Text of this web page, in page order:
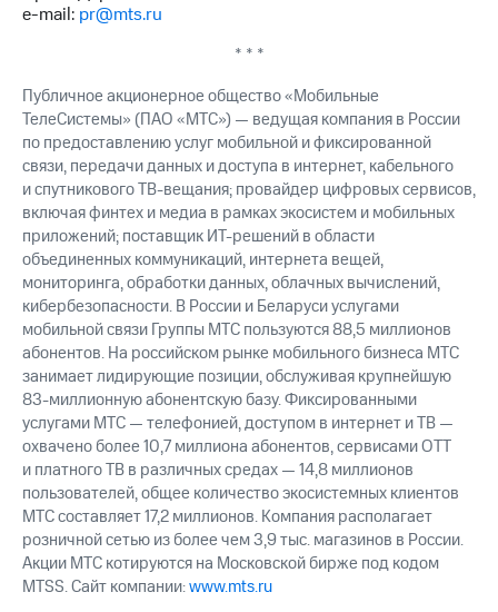
e-mail: pr@mts.ru
* * *
Публичное акционерное общество «Мобильные
ТелеСистемы» (ПАО «МТС») — ведущая компания в России
по предоставлению услуг мобильной и фиксированной
связи, передачи данных и доступа в интернет, кабельного
и спутникового ТВ-вещания; провайдер цифровых сервисов,
включая финтех и медиа в рамках экосистем и мобильных
приложений; поставщик ИТ-решений в области
объединенных коммуникаций, интернета вещей,
мониторинга, обработки данных, облачных вычислений,
кибербезопасности. В России и Беларуси услугами
мобильной связи Группы МТС пользуются 88,5 миллионов
абонентов. На российском рынке мобильного бизнеса МТС
занимает лидирующие позиции, обслуживая крупнейшую
83-миллионную абонентскую базу. Фиксированными
услугами МТС — телефонией, доступом в интернет и ТВ —
охвачено более 10,7 миллиона абонентов, сервисами OTT
и платного ТВ в различных средах — 14,8 миллионов
пользователей, общее количество экосистемных клиентов
МТС составляет 17,2 миллионов. Компания располагает
розничной сетью из более чем 3,9 тыс. магазинов в России.
Акции МТС котируются на Московской бирже под кодом
MTSS. Сайт компании:www.mts.ru